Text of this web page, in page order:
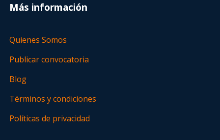
Más información
Quienes Somos
Publicar convocatoria
Blog
Términos y condiciones
Políticas de privacidad